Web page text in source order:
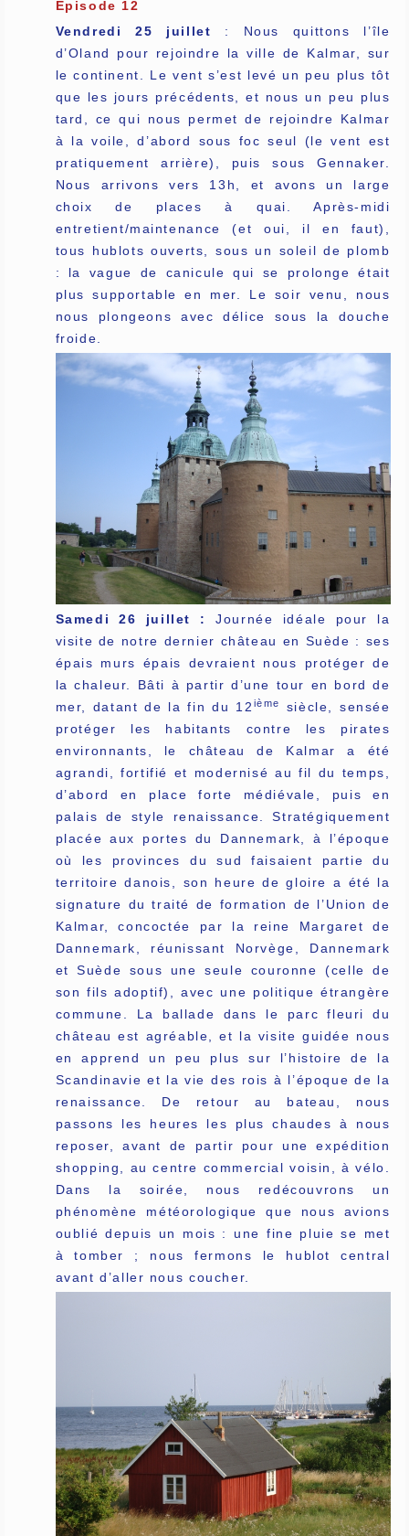
Episode 12
Vendredi 25 juillet : Nous quittons l’île
d’Oland pour rejoindre la ville de Kalmar, sur
le continent. Le vent s’est levé un peu plus tôt
que les jours précédents, et nous un peu plus
tard, ce qui nous permet de rejoindre Kalmar
à la voile, d’abord sous foc seul (le vent est
pratiquement arrière), puis sous Gennaker.
Nous arrivons vers 13h, et avons un large
choix de places à quai. Après-midi
entretient/maintenance (et oui, il en faut),
tous hublots ouverts, sous un soleil de plomb
: la vague de canicule qui se prolonge était
plus supportable en mer. Le soir venu, nous
nous plongeons avec délice sous la douche
froide.
Samedi 26 juillet :
Journée idéale pour la
visite de notre dernier château en Suède : ses
épais murs épais devraient nous protéger de
la chaleur. Bâti à partir d’une tour en bord de
mer, datant de la fin du 12 ième
siècle, sensée
protéger les habitants contre les pirates
environnants, le château de Kalmar a été
agrandi, fortifié et modernisé au fil du temps,
d’abord en place forte médiévale, puis en
palais de style renaissance. Stratégiquement
placée aux portes du Dannemark, à l’époque
où les provinces du sud faisaient partie du
territoire danois, son heure de gloire a été la
signature du traité de formation de l’Union de
Kalmar, concoctée par la reine Margaret de
Dannemark, réunissant Norvège, Dannemark
et Suède sous une seule couronne (celle de
son fils adoptif), avec une politique étrangère
commune. La ballade dans le parc fleuri du
château est agréable, et la visite guidée nous
en apprend un peu plus sur l’histoire de la
Scandinavie et la vie des rois à l’époque de la
renaissance. De retour au bateau, nous
passons les heures les plus chaudes à nous
reposer, avant de partir pour une expédition
shopping, au centre commercial voisin, à vélo.
Dans la soirée, nous redécouvrons un
phénomène météorologique que nous avions
oublié depuis un mois : une fine pluie se met
à tomber ; nous fermons le hublot central
avant d’aller nous coucher.